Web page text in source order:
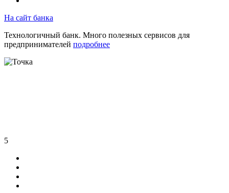
На сайт банка
Технологичный банк. Много полезных сервисов для
предпринимателей подробнее
5